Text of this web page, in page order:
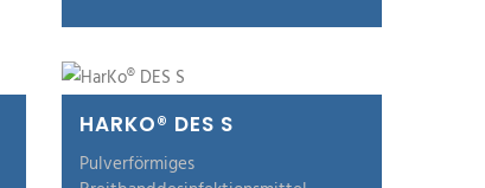
HARKO® DES S
Pulverförmiges